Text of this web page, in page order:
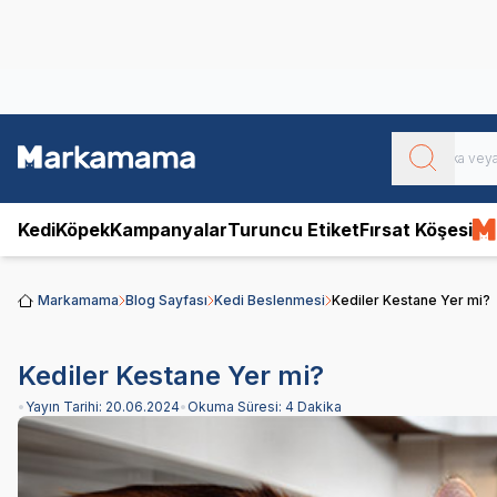
KediKöpekKampanyalarTuruncu EtiketFırsat Köşesi
Markamama Blog Sayfası Kedi Beslenmesi Kediler Kestane Yer mi?
Kediler Kestane Yer mi?
• Yayın Tarihi: 20.06.2024•Okuma Süresi: 4 Dakika